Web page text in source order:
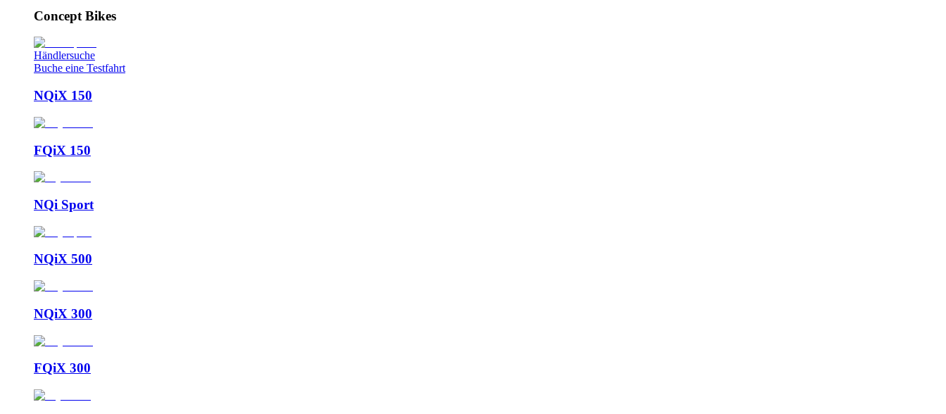
Concept Bikes
Händlersuche
Buche eine Testfahrt
NQiX 150
FQiX 150
NQi Sport
NQiX 500
NQiX 300
FQiX 300